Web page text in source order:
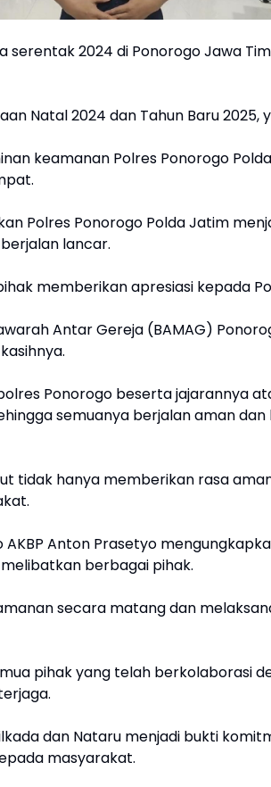
serentak 2024 di Ponorogo Jawa
Natal 2024 dan Tahun Baru 2025,
keamanan Polres Ponorogo
Polres Ponorogo Polda Jatim
lancar.
memberikan apresiasi kepada
Antar Gereja (BAMAG)
Ponorogo beserta jajarannya
semuanya berjalan aman dan
tidak hanya memberikan rasa
Anton Prasetyo
berbagai pihak.
secara matang dan
pihak yang telah berkolaborasi
dan Nataru menjadi bukti
masyarakat.